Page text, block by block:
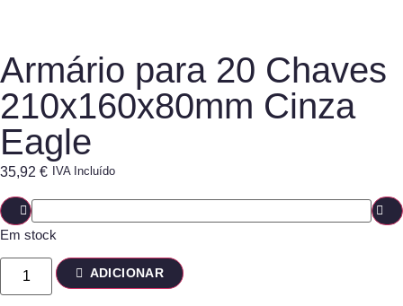
Armário para 20 Chaves
210x160x80mm Cinza
Eagle
35,92 € IVA Incluído
Em stock
ADICIONAR